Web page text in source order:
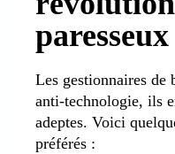
paresseux
Les gestionnaires de
anti-technologie, ils
adeptes. Voici
préférés :